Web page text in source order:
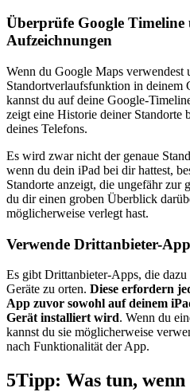
Überprüfe Google Timeline
Aufzeichnungen
Wenn du Google Maps verwendest
Standortverlaufsfunktion in deinem
kannst du auf deine Google-
zeigt eine Historie deiner Standorte
deines Telefons.
Es wird zwar nicht der genaue
wenn du dein iPad bei dir hattest,
Standorte anzeigt, die ungefähr zur
du dir einen groben Überblick
möglicherweise verlegt hast.
Verwende Drittanbieter-
Es gibt Drittanbieter-Apps, die
Geräte zu orten. Diese erfordern
App zuvor sowohl auf deinem
Gerät installiert wird. Wenn du
kannst du sie möglicherweise
nach Funktionalität der App.
5Tipp: Was tun,